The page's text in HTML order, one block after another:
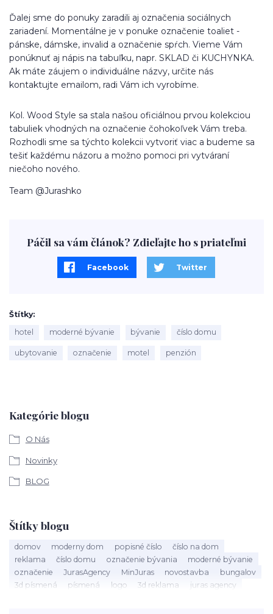
Kategórie blogu
O Nás
Novinky
BLOG
Štítky blogu
domov moderny dom popisné číslo
číslo na dom
reklama
číslo domu označenie bývania
moderné bývanie
označenie
JurasAgency MinJuras novostavba
bungalov
3d písmená
písmená logo 3d reklama
juras agency
Ďalej sme do ponuky zaradili aj označenia sociálnych
zariadení. Momentálne je v ponuke označenie toaliet -
pánske, dámske, invalid a označenie spŕch. Vieme Vám
ponúknuť aj nápis na tabuľku, napr. SKLAD či KUCHYNKA.
Ak máte záujem o individuálne názvy, určite nás
kontaktujte emailom, radi Vám ich vyrobíme.
Kol. Wood Style sa stala našou oficiálnou prvou kolekciou
tabuliek vhodných na označenie čohokoľvek Vám treba.
Rozhodli sme sa týchto kolekcii vytvoriť viac a budeme sa
tešiť každému názoru a možno pomoci pri vytváraní
niečoho nového.
Team @Jurashko
Páčil sa vám článok? Zdieľajte ho s priateľmi
Facebook Twitter
Štítky
hotel
moderné bývanie bývanie číslo domu
ubytovanie označenie motel penzión